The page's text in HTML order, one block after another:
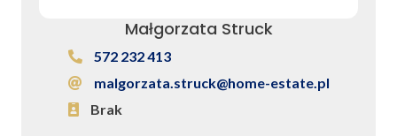
Małgorzata Struck
572 232 413
malgorzata.struck@home-estate.pl
Brak